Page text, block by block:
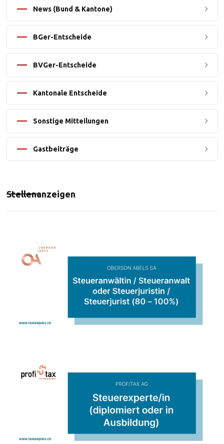
News (Bund & Kantone)
BGer-Entscheide
BVGer-Entscheide
Kantonale Entscheide
Sonstige Mitteilungen
Gastbeiträge
Stellenanzeigen